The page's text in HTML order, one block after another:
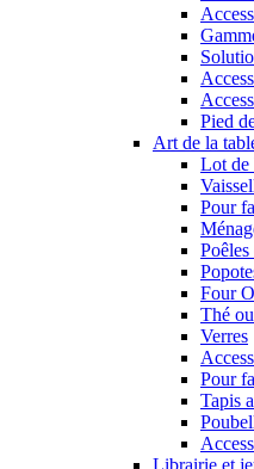
Pied
Art de la
Lot de
Pour
Poêles
Four
Thé
Verres
Pour
Tapis
Librairie et